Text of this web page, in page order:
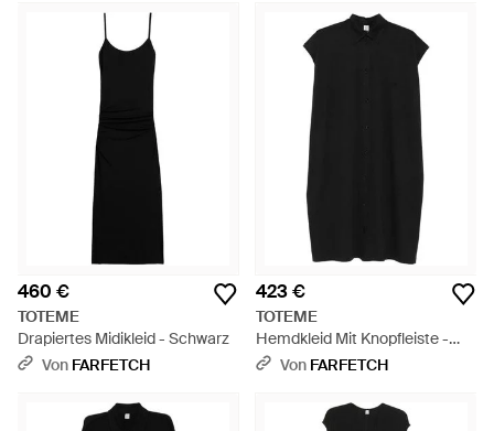
460 €
TOTEME
Drapiertes Midikleid - Schwarz
Von FARFETCH
423 €
TOTEME
Hemdkleid Mit Knopfleiste -
Schwarz
Von FARFETCH